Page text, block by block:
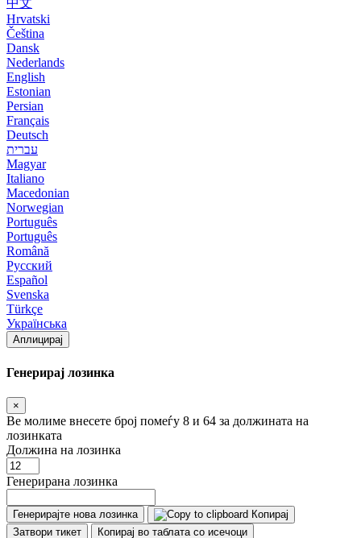
中文
Hrvatski
Čeština
Dansk
Nederlands
English
Estonian
Persian
Français
Deutsch
עברית
Magyar
Italiano
Macedonian
Norwegian
Português
Português
Română
Русский
Español
Svenska
Türkçe
Українська
Аплицирај
Генерирај лозинка
×
Ве молиме внесете број помеѓу 8 и 64 за должината на
лозинката
Должина на лозинка
Генерирана лозинка
Генерирајте нова лозинка
Копирај
Затвори тикет
Копирај во таблата со исечоци